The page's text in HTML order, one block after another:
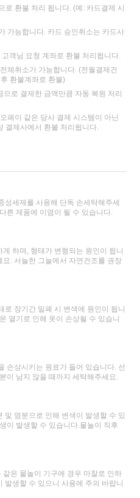
로 환불 처리 됩니다. (예: 카드결제 시
가능합니다. 카드 승인취소는 카드사
객님 요청 계좌로 환불 처리됩니다.
체취소가 가능합니다. (전월결제건
환불계좌로 환불)
로 결제한 금액만큼 자동 복원 처리
페이 같은 당사 결제 시스템이 아닌
결제사에서 환불 처리됩니다.
성세제를 사용해 단독 손세탁해주세
른 제품에 이염이 될 수 있습니다.
하며, 형태가 변형되는 원인이 됩니
요. 서늘한 그늘에서 자연건조를 권장
로 장기간 밀폐 시 변색에 원인이 됩니
열기로 인해 옷이 손상될 수 있습니
손상시키는 원료가 들어 있습니다. 선
이 남지 않을 때까지 세탁해주세요.
및 염분으로 인해 변색이 발생할 수 있
이 발생할 수 있습니다.물놀이 직후
은 물놀이 기구에 경우 마찰로 인하
발생할 수 있으니 사용에 주의 바랍니